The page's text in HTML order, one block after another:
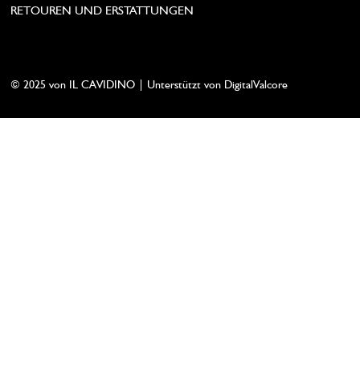
© 2025 von IL CAVIDINO | Unterstützt von DigitalValcore
RETOUREN UND ERSTATTUNGEN